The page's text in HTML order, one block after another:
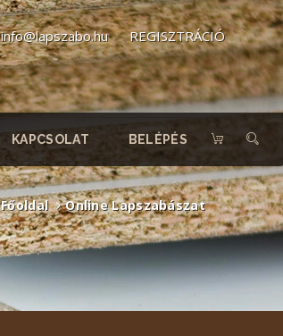
info@lapszabo.hu REGISZTRÁCIÓ
KAPCSOLAT BELÉPÉS
Főoldal Online Lapszabászat